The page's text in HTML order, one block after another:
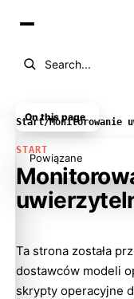
Search...
Start/Monitorowanie
START
Ta strona została
dostawców modeli
skrypty operacyjne
On this page
Powiązane
Molty